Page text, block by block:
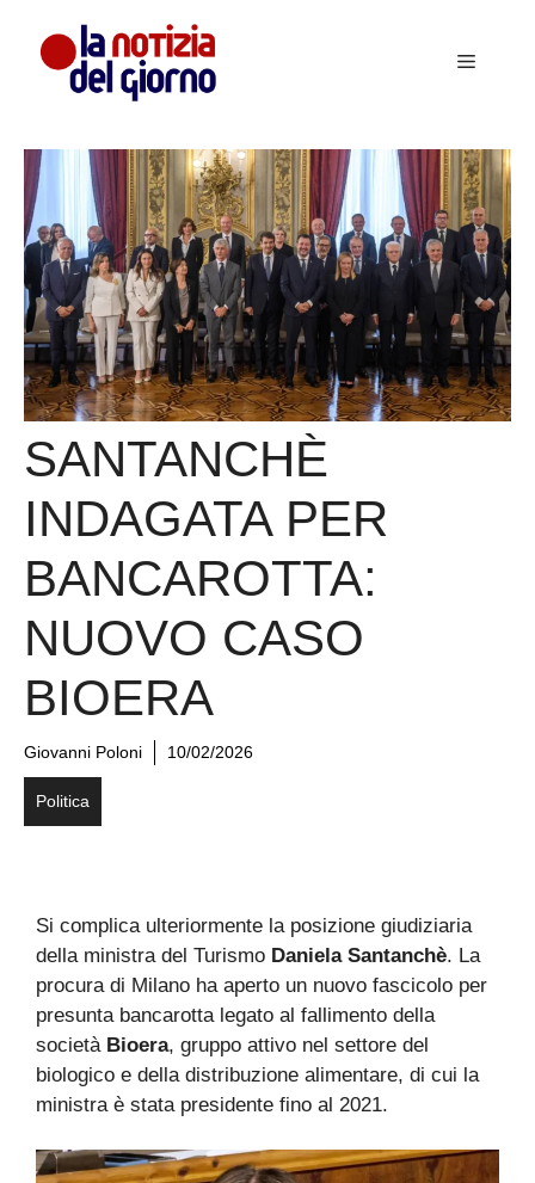
contenuto
Menu
SANTANCHÈ
INDAGATA PER
BANCAROTTA:
NUOVO CASO
BIOERA
Giovanni Poloni 10/02/2026
Politica
Si complica ulteriormente la posizione giudiziaria
della ministra del Turismo Daniela Santanchè. La
procura di Milano ha aperto un nuovo fascicolo per
presunta bancarotta legato al fallimento della
società Bioera, gruppo attivo nel settore del
biologico e della distribuzione alimentare, di cui la
ministra è stata presidente fino al 2021.